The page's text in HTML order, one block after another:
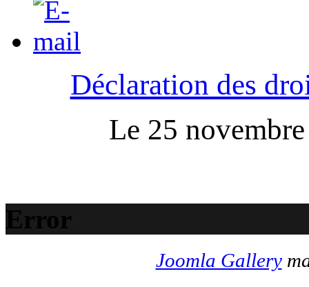
Déclaration des
Le 25
Error
Joomla Gallery